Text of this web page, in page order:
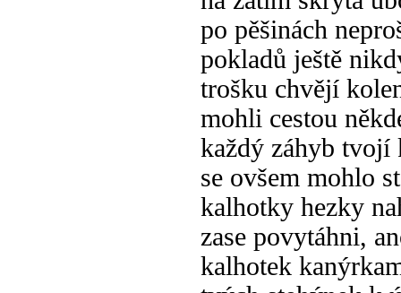
po pěšinách
pokladů ještě
trošku chvějí
mohli cestou
každý záhyb tvojí
se ovšem mohlo
kalhotky hezky
zase povytáhni,
kalhotek